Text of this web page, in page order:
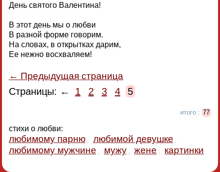
День святого Валентина!
В этот день мы о любви
В разной форме говорим.
На словах, в открытках дарим,
Ее нежно восхваляем!
← Предыдущая страница
Страницы: ← 1 2 3 4 5
итого : 77
стихи о любви:
любимому парню , любимой девушке ,
любимому мужчине , мужу , жене , картинки